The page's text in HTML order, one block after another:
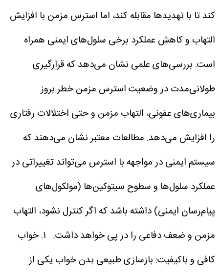
کند تا با تهدید‌ها مقابله کند، اما استرس مزمن با افزایش
التهاب و کاهش عملکرد برخی سلول‌های ایمنی همراه
است. بررسی‌های علمی نشان می‌دهد که قرارگیری
طولانی‌مدت در وضعیت استرس مزمن خطر بروز
بیماری‌های عفونی، التهاب مزمن و حتی اختلالات رفتاری
را افزایش می‌دهد. مطالعات معتبر نشان می‌دهند که
سیستم ایمنی در مواجهه با استرس می‌تواند تغییراتی در
عملکرد سلول‌ها و سطوح سیتوکین‌ها (مولکول‌های
پیام‌رسان ایمنی) داشته باشد که اگر کنترل نشود، التهاب
مزمن و ضعف دفاعی را در پی خواهد داشت.
۱. خواب
کافی و باکیفیت: بازسازی طبیعی بدنخواب یکی از